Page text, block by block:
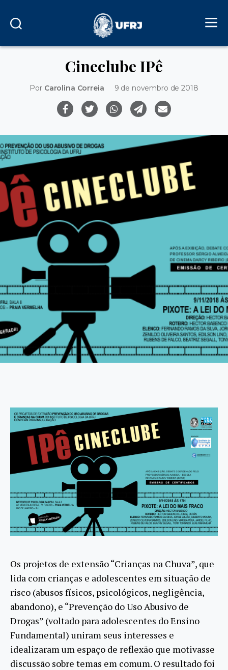
Cineclube IPê
Por Carolina Correia 9 de novembro de 2018
Os projetos de extensão “Crianças na Chuva”, que
lida com crianças e adolescentes em situação de
risco (abusos físicos, psicológicos, negligência,
abandono), e “Prevenção do Uso Abusivo de
Drogas” (voltado para adolescentes do Ensino
Fundamental) uniram seus interesses e
idealizaram um espaço de reflexão que motivasse
discussão sobre temas em comum. O resultado foi